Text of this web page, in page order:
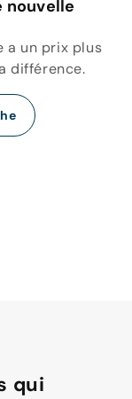
nouvelle
a un prix plus
différence.
qui